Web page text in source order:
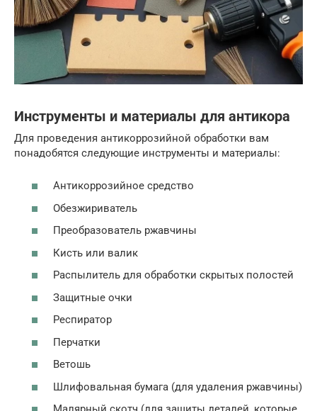
Инструменты и материалы для антикора
Для проведения антикоррозийной обработки вам
понадобятся следующие инструменты и материалы:
Антикоррозийное средство
Обезжириватель
Преобразователь ржавчины
Кисть или валик
Распылитель для обработки скрытых полостей
Защитные очки
Респиратор
Перчатки
Ветошь
Шлифовальная бумага (для удаления ржавчины)